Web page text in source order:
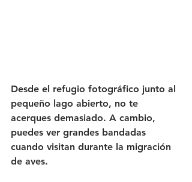
Desde el refugio fotográfico junto al
pequeño lago abierto, no te
acerques demasiado. A cambio,
puedes ver grandes bandadas
cuando visitan durante la migración
de aves.